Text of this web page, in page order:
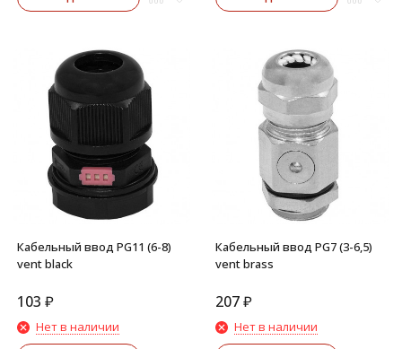
Кабельный ввод PG11 (6-8)
vent black
103 ₽
Нет в наличии
Кабельный ввод PG7 (3-6,5)
vent brass
207₽
Нет в наличии